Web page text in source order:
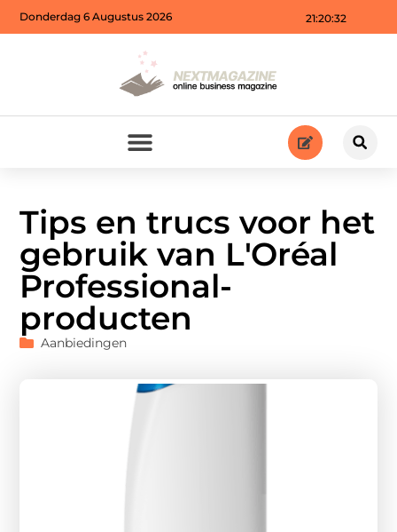
21:20:33
Donderdag 6 Augustus 2026
Tips en trucs voor het
gebruik van L'Oréal
Professional-
producten
Aanbiedingen